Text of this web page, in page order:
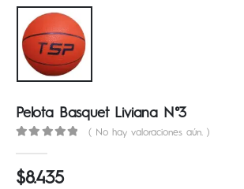
Pelota Basquet Liviana N°3
( No hay valoraciones aún. )
$8.435